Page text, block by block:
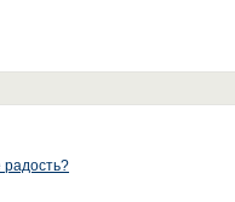
радость?